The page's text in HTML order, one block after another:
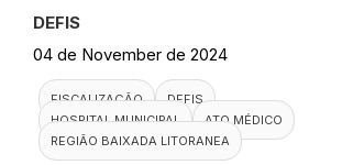
DEFIS
04 de November de 2024
FISCALIZAÇÃO
DEFIS
HOSPITAL MUNICIPAL
ATO MÉDICO
REGIÃO BAIXADA LITORANEA